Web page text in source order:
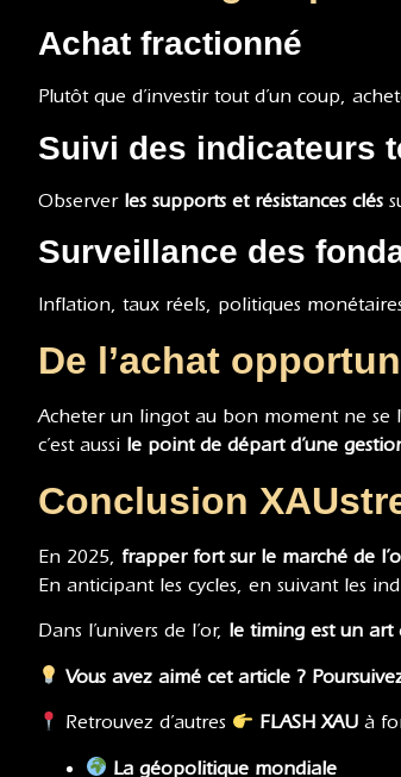
Achat fractionné
Plutôt que d’investir tout d’un coup,
Suivi des indicateurs
Observer les supports et résistances clés
Surveillance des
Inflation, taux réels, politiques
De l’achat
Acheter un lingot au bon moment ne se
c’est aussi le point de départ d’une
Conclusion
En 2025, frapper fort sur le marché de
En anticipant les cycles, en suivant les
Dans l’univers de l’or, le timing est un art
Vous avez aimé cet article ?
Retrouvez d’autres FLASH XAU à
La géopolitique mondiale